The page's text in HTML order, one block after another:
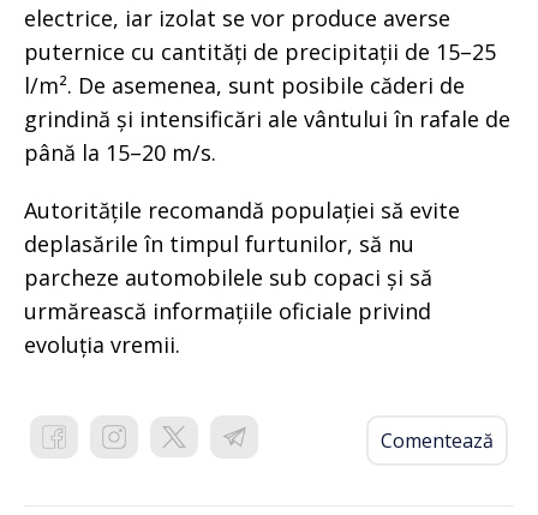
electrice, iar izolat se vor produce averse
puternice cu cantități de precipitații de 15–25
l/m². De asemenea, sunt posibile căderi de
grindină și intensificări ale vântului în rafale de
până la 15–20 m/s.
Autoritățile recomandă populației să evite
deplasările în timpul furtunilor, să nu
parcheze automobilele sub copaci și să
urmărească informațiile oficiale privind
evoluția vremii.
Comentează